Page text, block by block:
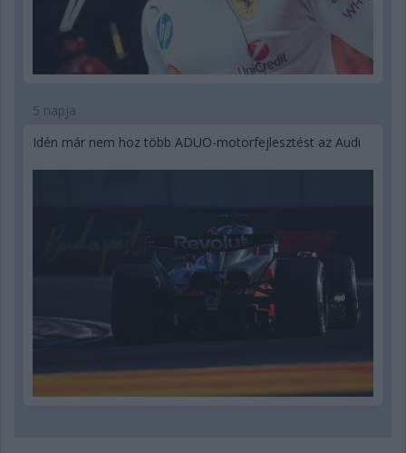
5 napja
Idén már nem hoz több ADUO-motorfejlesztést az Audi